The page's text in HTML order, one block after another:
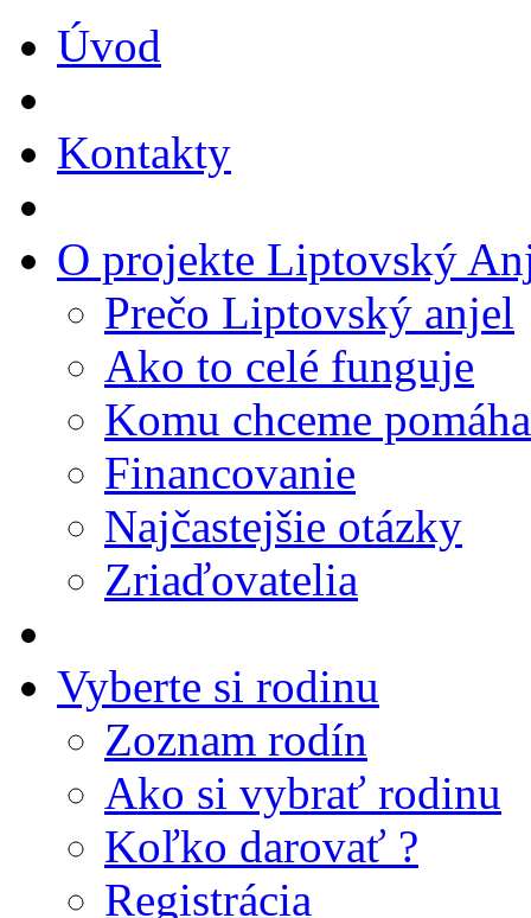
Úvod
Kontakty
O projekte Liptovský
Prečo Liptovský anjel
Ako to celé funguje
Komu chceme
Financovanie
Najčastejšie otázky
Zriaďovatelia
Vyberte si rodinu
Zoznam rodín
Ako si vybrať rodinu
Koľko darovať ?
Registrácia